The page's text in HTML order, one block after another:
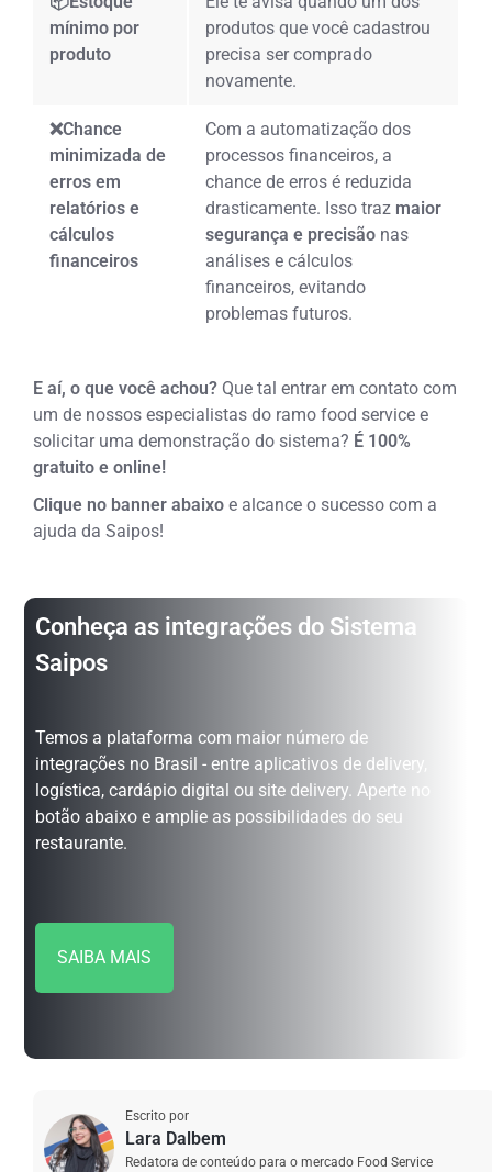
mínimo por
produto
produtos que você cadastrou
precisa ser comprado
novamente.
❌Chance
minimizada de
erros em
relatórios e
cálculos
financeiros
Com a automatização dos
processos financeiros, a
chance de erros é reduzida
drasticamente. Isso traz maior
segurança e precisão nas
análises e cálculos
financeiros, evitando
problemas futuros.
E aí, o que você achou? Que tal entrar em contato com
um de nossos especialistas do ramo food service e
solicitar uma demonstração do sistema? É 100%
gratuito e online!
Clique no banner abaixo e alcance o sucesso com a
ajuda da Saipos!
Conheça as integrações do Sistema
Saipos
Temos a plataforma com maior número de
integrações no Brasil - entre aplicativos de delivery,
logística, cardápio digital ou site delivery. Aperte no
botão abaixo e amplie as possibilidades do seu
restaurante.
SAIBA MAIS
Escrito por
Lara Dalbem
Redatora de conteúdo para o mercado Food Service